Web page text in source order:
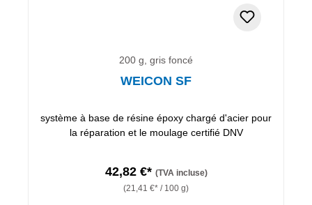
200 g, gris foncé
WEICON SF
système à base de résine époxy chargé d'acier pour
la réparation et le moulage certifié DNV
42,82 €* (TVA incluse)
(21,41 €* / 100 g)